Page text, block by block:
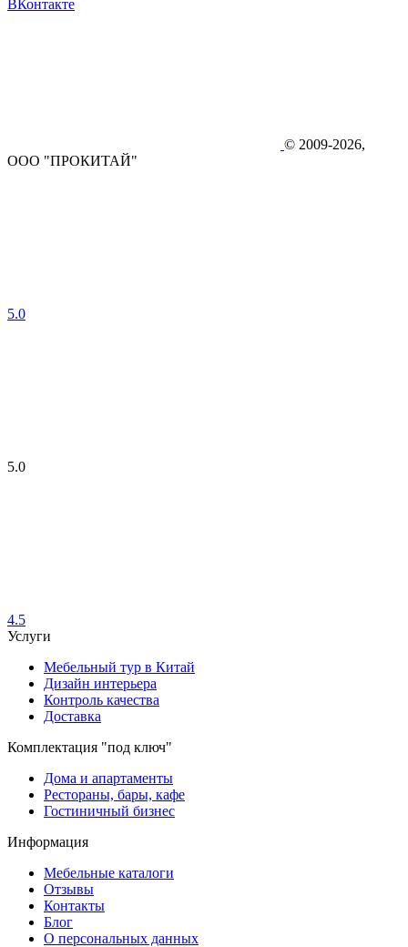
ВКонтакте
© 2009-2026,
ООО "ПРОКИТАЙ"
5.0
5.0
4.5
Услуги
Мебельный тур в Китай
Дизайн интерьера
Контроль качества
Доставка
Комплектация "под ключ"
Дома и апартаменты
Рестораны, бары, кафе
Гостиничный бизнес
Информация
Мебельные каталоги
Отзывы
Контакты
Блог
О персональных данных